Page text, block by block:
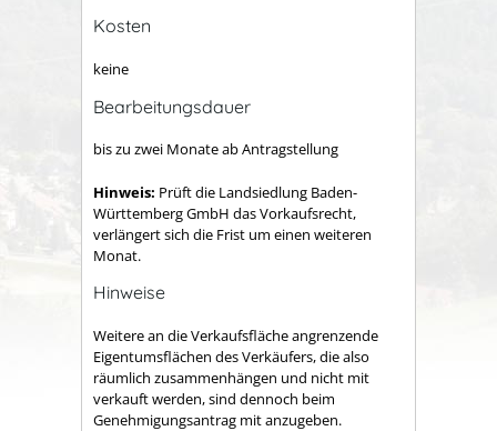
Kosten
keine
Bearbeitungsdauer
bis zu zwei Monate ab Antragstellung
Hinweis: Prüft die Landsiedlung Baden-
Württemberg GmbH das Vorkaufsrecht,
verlängert sich die Frist um einen weiteren
Monat.
Hinweise
Weitere an die Verkaufsfläche angrenzende
Eigentumsflächen des Verkäufers, die also
räumlich zusammenhängen und nicht mit
verkauft werden, sind dennoch beim
Genehmigungsantrag mit anzugeben.